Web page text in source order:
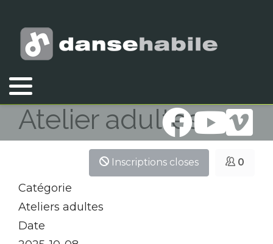
Vous êtes ici :
Atelier adultes
Inscriptions closes 0
Catégorie
Ateliers adultes
Date